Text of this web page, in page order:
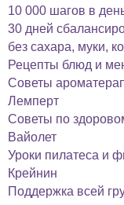
10 000 шагов в
30 дней
без сахара, муки,
Рецепты блюд и
Советы
Лемперт
Советы по
Вайолет
Уроки пилатеса и
Крейнин
Поддержка всей